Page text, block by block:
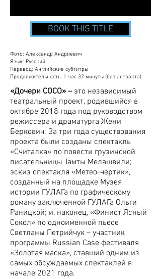
BOOK THIS TITLE
Фото: Александр Андриевич
Язык: Русский
Перевод: Английские субтитры
Продолжительность: 1 час 32 минуты (без антракта)
«Дочери СОСО» – это независимый
театральный проект, родившийся в
октябре 2018 года под руководством
режиссера и драматурга Жени
Беркович. За три года существования
проекта были созданы спектакль
«Считалка» по повести грузинской
писательницы Тамты Мелашвили;
эскиз спектакля «Метео-чертик»,
созданный на площадке Музея
истории ГУЛАГа по графическому
роману заключенной ГУЛАГа Ольги
Раницкой; и, наконец, «Финист Ясный
Сокол» по одноименной пьесе
Светланы Петрийчук – участник
программы Russian Case фестиваля
«Золотая маска», ставший одним из
самых обсуждаемых спектаклей в
начале 2021 года.